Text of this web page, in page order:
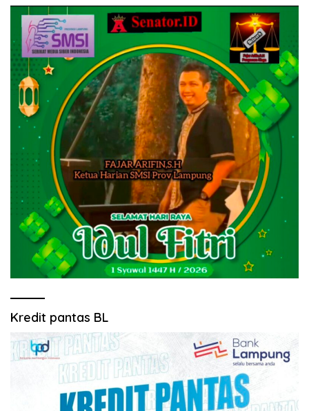
Kredit pantas BL